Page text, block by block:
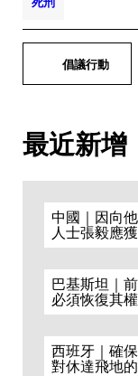
倡議行動
最近新增
中國｜因向
人士張毅應
巴基斯坦｜
必須恢復其
西班牙｜確
對休達飛地